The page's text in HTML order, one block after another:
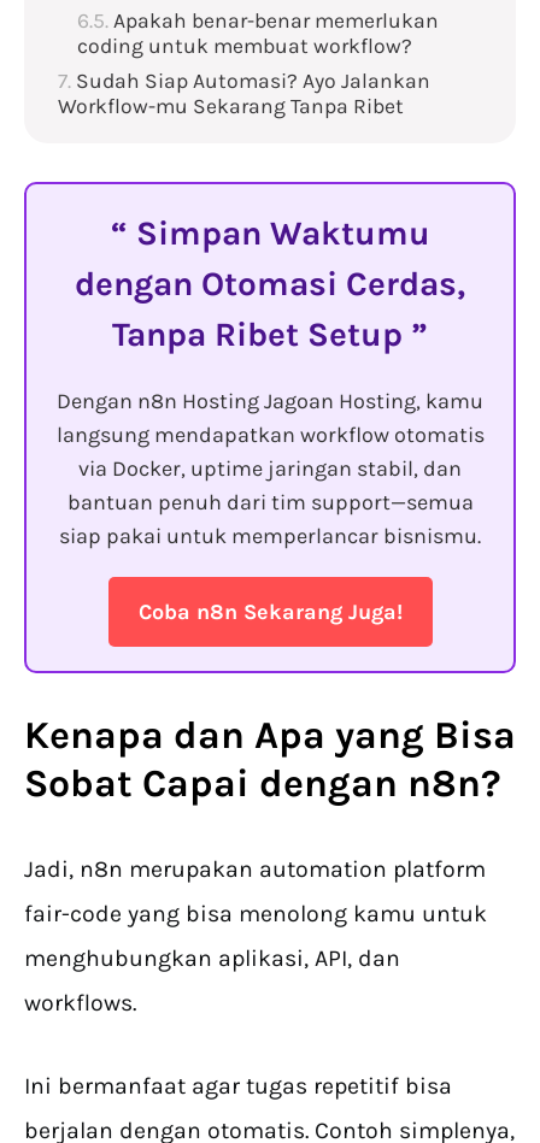
Apakah benar-benar memerlukan
coding untuk membuat workflow?
Sudah Siap Automasi? Ayo Jalankan
Workflow-mu Sekarang Tanpa Ribet
Simpan Waktumu
dengan Otomasi Cerdas,
Tanpa Ribet Setup
Dengan n8n Hosting Jagoan Hosting, kamu
langsung mendapatkan workflow otomatis
via Docker, uptime jaringan stabil, dan
bantuan penuh dari tim support—semua
siap pakai untuk memperlancar bisnismu.
Coba n8n Sekarang Juga!
Kenapa dan Apa yang Bisa
Sobat Capai dengan n8n?
Jadi, n8n merupakan automation platform
fair-code yang bisa menolong kamu untuk
menghubungkan aplikasi, API, dan
workflows.
Ini bermanfaat agar tugas repetitif bisa
berjalan dengan otomatis. Contoh simplenya,